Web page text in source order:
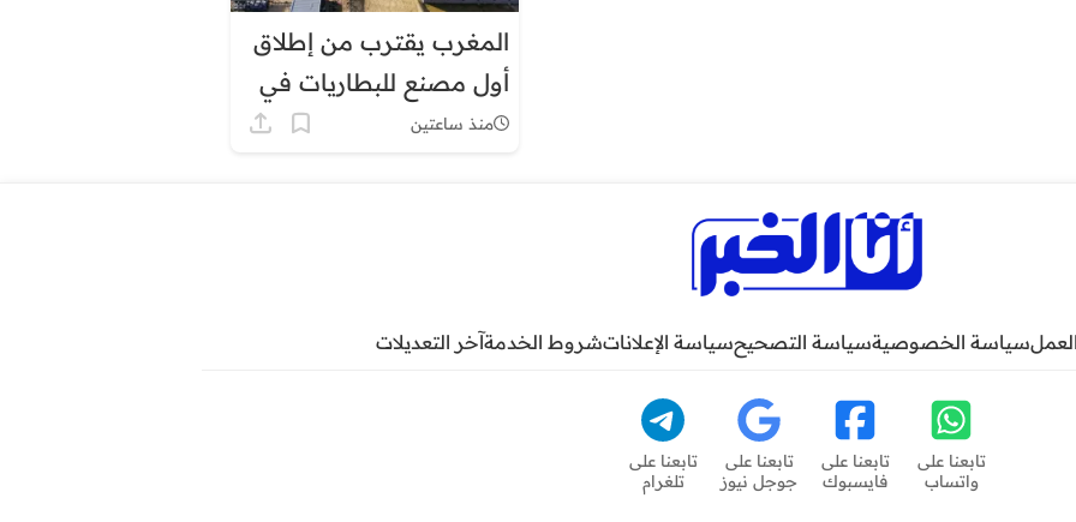
المغرب يقترب من إطلاق
أول مصنع للبطاريات في
إفريقيا
منذ ساعتين
سياسة الخصوصيةسياسة التصحيحسياسة الإعلاناتشروط الخدمةآخر التعديلات
تابعنا على
واتساب
تابعنا على
فايسبوك
تابعنا على
جوجل نيوز
تابعنا على
تلغرام